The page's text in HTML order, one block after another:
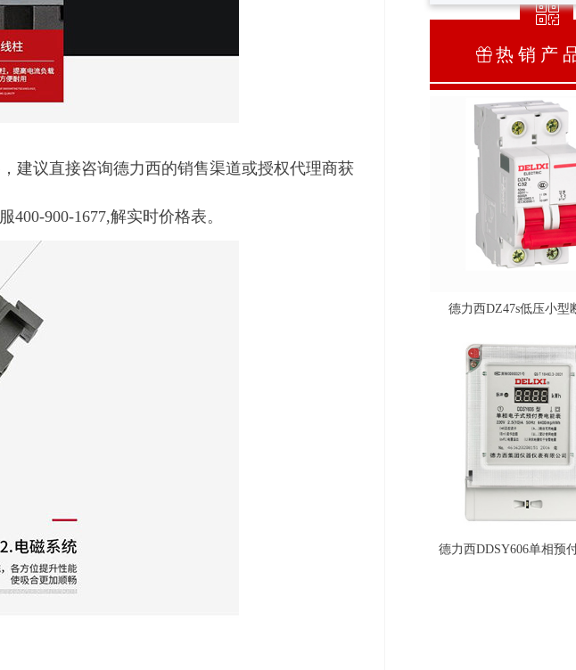
建议直接咨询德力西的销售渠道或授权代理商获
900-1677,解实时价格表。
ꁠ热 销 产
德力西DZ47s低压小型
电气辅材
400-900-1677
ꀥ
微信二维码